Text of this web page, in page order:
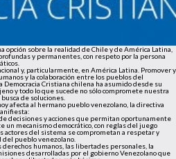
opción sobre la realidad de Chile y de América Latina,
y permanentes, con respeto por la persona
y, particularmente, en América Latina. Promover y
y la colaboración entre los pueblos del
Cristiana chilena ha asumido desde su
y todo lo que sucede no sólo compromete nuestra
de soluciones.
afecta al hermano pueblo venezolano, la directiva
decisiones y acciones que permitan oportunamente
un mecanismo democrático, con reglas del juego
actores del sistema se comprometan a respetar y
del pueblo venezolano.
humanos, las libertades personales, la
desarrolladas por el gobierno Venezolano que